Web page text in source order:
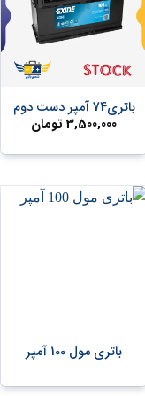
+
باتری74 آمپر دست دوم
3,500,000 تومان
باتری مول 100 آمپر